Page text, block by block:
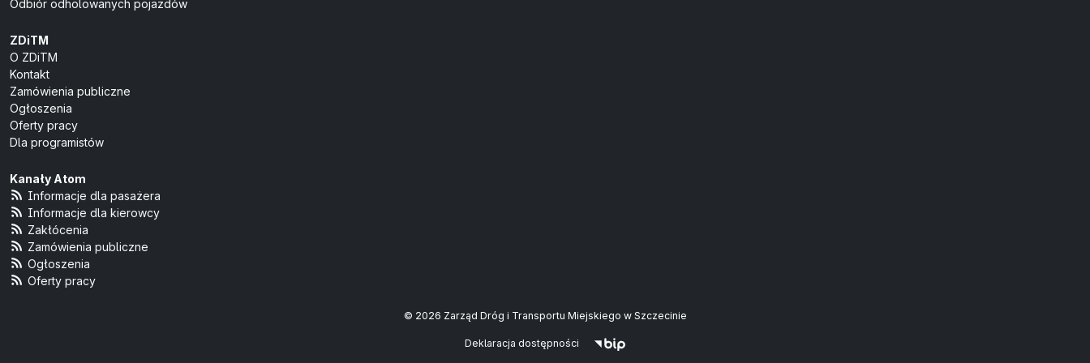
Odbiór odholowanych pojazdów
ZDiTM
O ZDiTM
Kontakt
Zamówienia publiczne
Ogłoszenia
Oferty pracy
Dla programistów
Kanały Atom
Informacje dla pasażera
Informacje dla kierowcy
Zakłócenia
Zamówienia publiczne
Ogłoszenia
Oferty pracy
© 2026 Zarząd Dróg i Transportu Miejskiego w Szczecinie
Deklaracja dostępności